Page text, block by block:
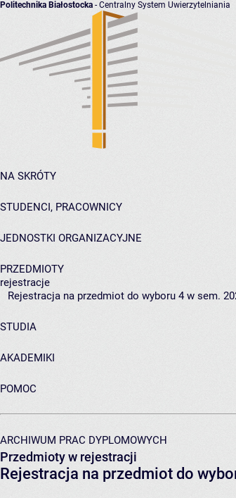
Politechnika Białostocka - Centralny System Uwierzytelniania
NA SKRÓTY
STUDENCI, PRACOWNICY
JEDNOSTKI ORGANIZACYJNE
PRZEDMIOTY
rejestracje
Rejestracja na przedmiot do wyboru 4 w sem.
STUDIA
AKADEMIKI
POMOC
ARCHIWUM PRAC DYPLOMOWYCH
Przedmioty w rejestracji
Rejestracja na przedmiot do